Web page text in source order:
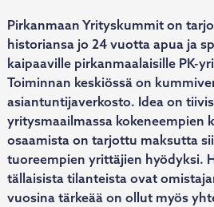
Pirkanmaan Yrityskummit on
historiansa jo 24 vuotta apua ja
kaipaaville pirkanmaalaisille PK-
Toiminnan keskiössä on
asiantuntijaverkosto. Idea on
yritysmaailmassa kokeneempien
osaamista on tarjottu maksutta
tuoreempien yrittäjien hyödyksi.
tällaisista tilanteista ovat
vuosina tärkeää on ollut myös